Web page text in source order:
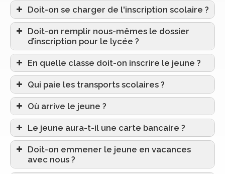
Doit-on se charger de l'inscription scolaire ?
Doit-on remplir nous-mêmes le dossier
d’inscription pour le lycée ?
En quelle classe doit-on inscrire le jeune ?
Qui paie les transports scolaires ?
Où arrive le jeune ?
Le jeune aura-t-il une carte bancaire ?
Doit-on emmener le jeune en vacances
avec nous ?